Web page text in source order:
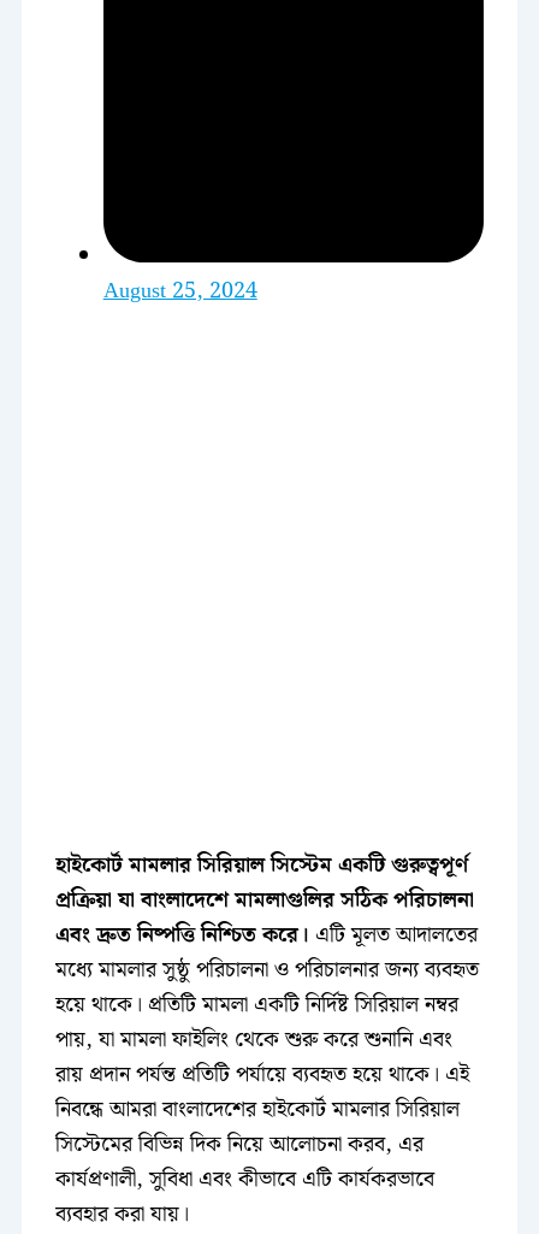
August 25, 2024
হাইকোর্ট মামলার সিরিয়াল সিস্টেম একটি গুরুত্বপূর্ণ
প্রক্রিয়া যা বাংলাদেশে মামলাগুলির সঠিক পরিচালনা
এবং দ্রুত নিষ্পত্তি নিশ্চিত করে। এটি মূলত আদালতের
মধ্যে মামলার সুষ্ঠু পরিচালনা ও পরিচালনার জন্য ব্যবহৃত
হয়ে থাকে। প্রতিটি মামলা একটি নির্দিষ্ট সিরিয়াল নম্বর
পায়, যা মামলা ফাইলিং থেকে শুরু করে শুনানি এবং
রায় প্রদান পর্যন্ত প্রতিটি পর্যায়ে ব্যবহৃত হয়ে থাকে। এই
নিবন্ধে আমরা বাংলাদেশের হাইকোর্ট মামলার সিরিয়াল
সিস্টেমের বিভিন্ন দিক নিয়ে আলোচনা করব, এর
কার্যপ্রণালী, সুবিধা এবং কীভাবে এটি কার্যকরভাবে
ব্যবহার করা যায়।